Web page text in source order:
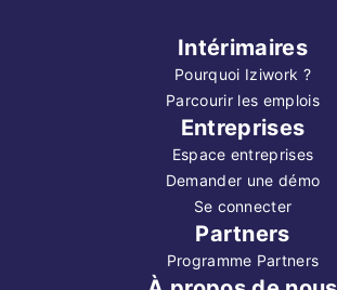
Intérimaires
Pourquoi Iziwork ?
Parcourir les emplois
Entreprises
Espace entreprises
Demander une démo
Se connecter
Partners
Programme Partners